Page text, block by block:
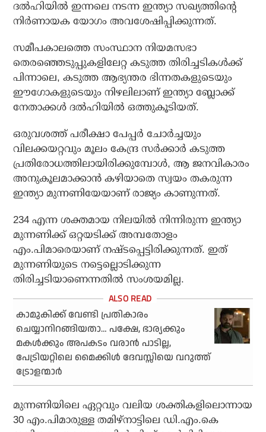
ദല്‍ഹിയില്‍ ഇന്നലെ നടന്ന ഇന്ത്യാ സഖ്യത്തിന്റെ
നിര്‍ണായക യോഗം അവശേഷിപ്പിക്കുന്നത്.
സമീപകാലത്തെ സംസ്ഥാന നിയമസഭാ
തെരഞ്ഞെടുപ്പുകളിലേറ്റ കടുത്ത തിരിച്ചടികള്‍ക്ക്
പിന്നാലെ, കടുത്ത ആഭ്യന്തര ഭിന്നതകളുടെയും
ഈഗോകളുടെയും നിഴലിലാണ് ഇന്ത്യാ ബ്ലോക്ക്
നേതാക്കള്‍ ദല്‍ഹിയില്‍ ഒത്തുകൂടിയത്.
ഒരുവശത്ത് പരീക്ഷാ പേപ്പര്‍ ചോര്‍ച്ചയും
വിലക്കയറ്റവും മൂലം കേന്ദ്ര സര്‍ക്കാര്‍ കടുത്ത
പ്രതിരോധത്തിലായിരിക്കുമ്പോള്‍, ആ ജനവികാരം
അനുകൂലമാക്കാന്‍ കഴിയാതെ സ്വയം തകരുന്ന
ഇന്ത്യാ മുന്നണിയേയാണ് രാജ്യം കാണുന്നത്.
234 എന്ന ശക്തമായ നിലയില്‍ നിന്നിരുന്ന ഇന്ത്യാ
മുന്നണിക്ക് ഒറ്റയടിക്ക് അമ്പതോളം
എം.പിമാരെയാണ് നഷ്ടപ്പെട്ടിരിക്കുന്നത്. ഇത്
മുന്നണിയുടെ നട്ടെല്ലൊടിക്കുന്ന
തിരിച്ചടിയാണെന്നതില്‍ സംശയമില്ല.
കാമുകിക്ക് വേണ്ടി പ്രതികാരം
ചെയ്യാനിറങ്ങിയതാ… പക്ഷേ, ഭാര്യക്കും
മകള്‍ക്കും അപകടം വരാന്‍ പാടില്ല,
പേട്രിയറ്റിലെ മൈക്കിള്‍ ദേവസ്സിയെ വറുത്ത്
ട്രോളന്മാര്‍
മുന്നണിയിലെ ഏറ്റവും വലിയ ശക്തികളിലൊന്നായ
30 എം.പിമാരുള്ള തമിഴ്നാട്ടിലെ ഡി.എം.കെ